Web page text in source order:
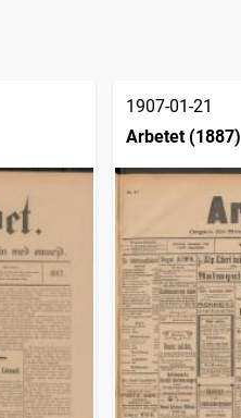
1907-01-21
Arbetet (1887)